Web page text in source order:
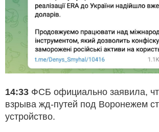
14:33 ФСБ официально заявила,
взрыва жд-путей под Воронежем
устройство.